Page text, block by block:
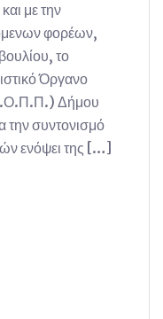
με την
φορέων,
το
Όργανο
Δήμου
την συντονισμό
ενόψει της […]